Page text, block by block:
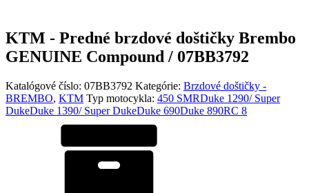
KTM - Predné brzdové doštičky Brembo
GENUINE Compound / 07BB3792
Katalógové číslo: 07BB3792 Kategórie: Brzdové doštičky -
BREMBO, KTM Typ motocykla: 450 SMRDuke 1290/ Super
DukeDuke 1390/ Super DukeDuke 690Duke 890RC 8